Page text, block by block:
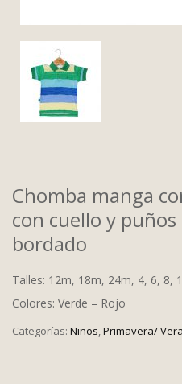
Chomba manga
con cuello y
bordado
Talles: 12m, 18m, 24m, 4, 6, 8,
Colores: Verde – Rojo
Categorías: Niños,Primavera/